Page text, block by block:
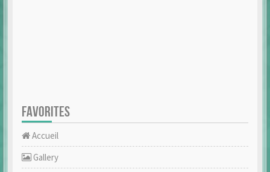
FAVORITES
Accueil
Gallery